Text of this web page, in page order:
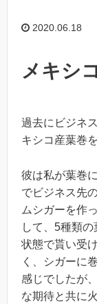
2020.06.18
メキシ
過去にビジネ
キシコ産葉巻
彼は私が葉巻
でビジネス先
ムシガーを作
して、5種類
状態で貰い受
く、シガーに
感じでしたが
な期待と共に